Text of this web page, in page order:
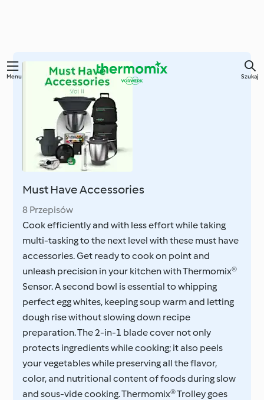
Przejdź
Menu Szukaj
Must Have Accessories
8 Przepisów
Cook efficiently and with less effort while taking
multi-tasking to the next level with these must have
accessories. Get ready to cook on point and
unleash precision in your kitchen with Thermomix®
Sensor. A second bowl is essential to whipping
perfect egg whites, keeping soup warm and letting
dough rise without slowing down recipe
preparation. The 2-in-1 blade cover not only
protects ingredients while cooking; it also peels
your vegetables while preserving all the flavor,
color, and nutritional content of foods during slow
and sous-vide cooking. Thermomix® Trolley goes